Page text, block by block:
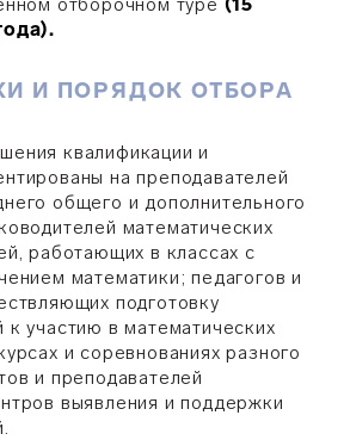
И ПОРЯДОК ОТБОРА
квалификации и
на преподавателей
общего и дополнительного
математических
работающих в классах с
математики; педагогов и
подготовку
к участию в математических
и соревнованиях разного
и преподавателей
выявления и поддержки